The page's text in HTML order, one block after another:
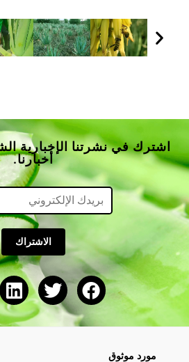
اشترك في نشرتنا الإخبارية
أخبارنا.
مورد موثوق